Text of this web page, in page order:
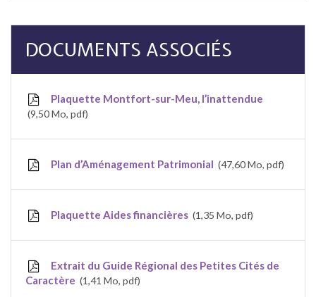
DOCUMENTS ASSOCIÉS
Plaquette Montfort-sur-Meu, l’inattendue
9,50Mo, pdf
Plan d’Aménagement Patrimonial 47,60Mo, pdf
Plaquette Aides financières 1,35Mo, pdf
Extrait du Guide Régional des Petites Cités de
Caractère
1,41 Mo, pdf